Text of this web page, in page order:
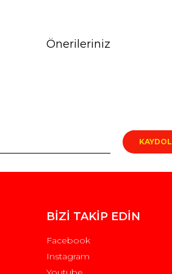
Önerileriniz
KAYDOL
BİZİ TAKİP EDİN
Facebook
Instagram